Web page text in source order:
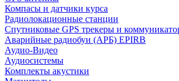
Компасы и датчики курса
Радиолокационные станции
Спутниковые GPS трекеры и
Аварийные радиобуи (АРБ) EPIRB
Аудио-Видео
Аудиосистемы
Комплекты акустики